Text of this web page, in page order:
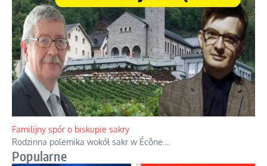
Ciemna strona podręcznikowych mitów historycznych
Historia jest doświadczeniem niepowtarzalnym i tłumaczenie,
że będziemy coś krytykować po to, żeby później znowu jakiegoś
powstania nie zrobili, jest...